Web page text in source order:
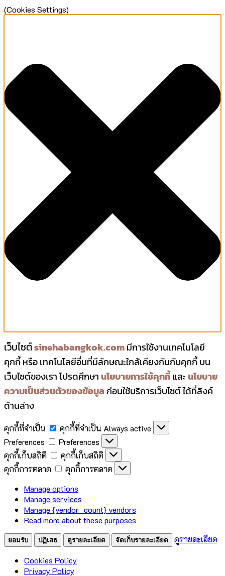
(Cookies Settings)
เว็บไซต์sinehabangkok.comมีการใช้งานเทคโนโลยี
คุกกี้ หรือ เทคโนโลยีอื่นที่มีลักษณะใกล้เคียงกันกับคุกกี้ บน
เว็บไซต์ของเรา โปรดศึกษานโยบายการใช้คุกกี้และนโยบาย
ความเป็นส่วนตัวของข้อมูลก่อนใช้บริการเว็บไซต์ ได้ที่ลิงค์
ด้านล่าง
คุกกี้ที่จำเป็น คุกกี้ที่จำเป็น Always active
Preferences
Preferences
คุกกี้เก็บสถิติ
คุกกี้เก็บสถิติ
คุกกี้การตลาด
คุกกี้การตลาด
Manage options
Manage services
Manage {vendor_count} vendors
Read more about these purposes
ยอมรับ ปฏิเสธ ดูรายละเอียด จัดเก็บรายละเอียด
ดูรายละเอียด
Cookies Policy
Privacy Policy